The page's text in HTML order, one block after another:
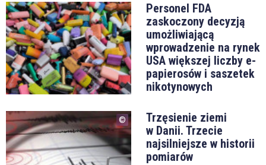
Personel FDA
zaskoczony decyzją
umożliwiającą
wprowadzenie na rynek
USA większej liczby e-
papierosów i saszetek
nikotynowych
Trzęsienie ziemi
w Danii. Trzecie
najsilniejsze w historii
pomiarów